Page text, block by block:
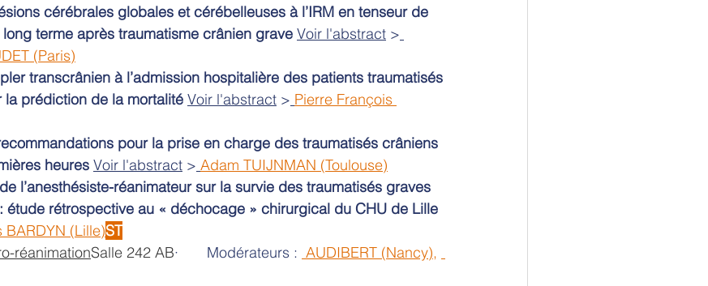
cérébrales globales et cérébelleuses à l’IRM en tenseur de
terme après traumatisme crânien grave Voir l'abstract >
(Paris)
transcrânien à l’admission hospitalière des patients traumatisés
prédiction de la mortalité Voir l'abstract > Pierre François
pour la prise en charge des traumatisés crâniens
heures Voir l'abstract > Adam TUIJNMAN (Toulouse)
l’anesthésiste-réanimateur sur la survie des traumatisés graves
étude rétrospective au « déchocage » chirurgical du CHU de Lille
BARDYN (Lille)ST
réanimationSalle 242 AB·       Modérateurs : AUDIBERT (Nancy),